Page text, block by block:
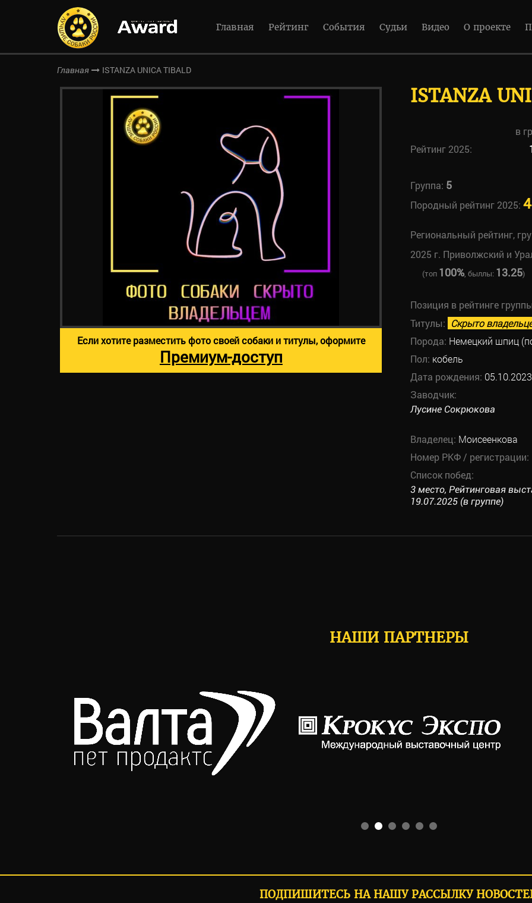
Главная Рейтинг События Судьи Видео О проекте
Главная ISTANZA UNICA TIBALD
ISTANZA
в
Рейтинг 2025:
Группа: 5
Породный рейтинг 2025:
Региональный рейтинг,
2025 г. Приволжский и
(топ 100%, быллы: 13.25)
Позиция в рейтинге
Титулы: Скрыто
Порода: Немецкий шпиц
Пол: кобель
Дата рождения: 05.10.2023
Заводчик:
Лусине Сокрюкова
Владелец: Моисеенкова
Номер РКФ / регистрации:
Список побед:
3 место, Рейтинговая
19.07.2025 (в группе)
Если хотите разместить фото своей собаки и титулы, оформите
Премиум-доступ
НАШИ ПАРТНЕРЫ
ПОДПИШИТЕСЬ НА НАШУ РАССЫЛКУ